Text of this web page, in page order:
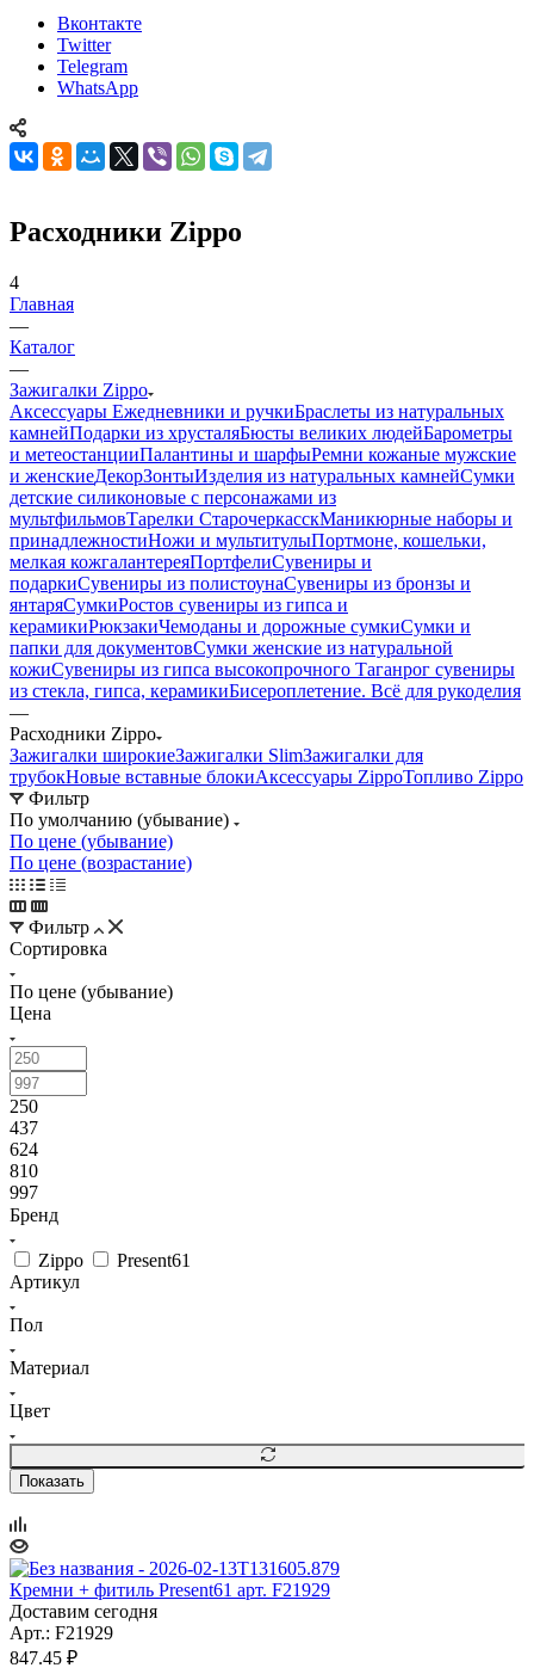
Вконтакте
Twitter
Telegram
WhatsApp
Расходники Zippo
4
Главная
—
Каталог
—
Зажигалки Zippo
Аксессуары Ежедневники и ручкиБраслеты из натуральных
камнейПодарки из хрусталяБюсты великих людейБарометры
и метеостанцииПалантины и шарфыРемни кожаные мужские
и женскиеДекорЗонтыИзделия из натуральных камнейСумки
детские силиконовые с персонажами из
мультфильмовТарелки СтарочеркасскМаникюрные наборы и
принадлежностиНожи и мультитулыПортмоне, кошельки,
мелкая кожгалантереяПортфелиСувениры и
подаркиСувениры из полистоунаСувениры из бронзы и
янтаряСумкиРостов сувениры из гипса и
керамикиРюкзакиЧемоданы и дорожные сумкиСумки и
папки для документовСумки женские из натуральной
кожиСувениры из гипса высокопрочного Таганрог сувениры
из стекла, гипса, керамикиБисероплетение. Всё для рукоделия
—
Расходники Zippo
Зажигалки широкиеЗажигалки SlimЗажигалки для
трубокНовые вставные блокиАксессуары ZippoТопливо Zippo
Фильтр
По умолчанию (убывание)
По цене (убывание)
По цене (возрастание)
Фильтр
Сортировка
По цене (убывание)
Цена
250
437
624
810
997
Бренд
Zippo
Present61
Артикул
Пол
Материал
Цвет
Показать
Кремни + фитиль Present61 арт. F21929
Доставим сегодня
Арт.: F21929
847.45 ₽